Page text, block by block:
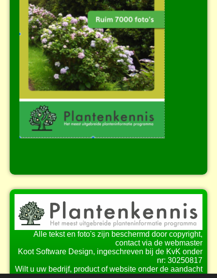
Alle tekst en foto's zijn beschermd door copyright,
contact via de webmaster
Koot Software Design, ingeschreven bij de KvK onder
nr: 30250817
Wilt u uw bedrijf, product of website onder de aandacht